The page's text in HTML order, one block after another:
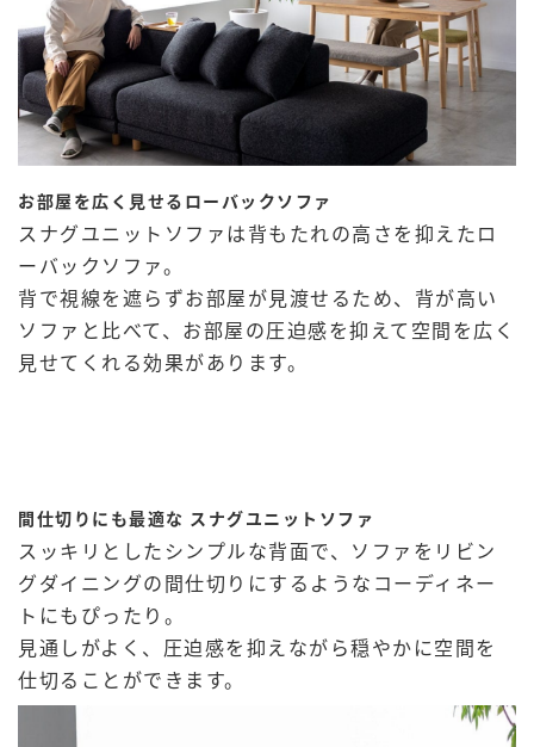
お部屋を広く見せるローバックソファ
スナグユニットソファは背もたれの高さを抑えたロ
ーバックソファ。
背で視線を遮らずお部屋が見渡せるため、背が高い
ソファと比べて、お部屋の圧迫感を抑えて空間を広く
見せてくれる効果があります。
間仕切りにも最適な スナグユニットソファ
スッキリとしたシンプルな背面で、ソファをリビン
グダイニングの間仕切りにするようなコーディネー
トにもぴったり。
見通しがよく、圧迫感を抑えながら穏やかに空間を
仕切ることができます。